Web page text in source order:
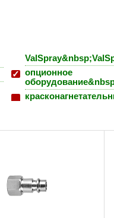
опционное